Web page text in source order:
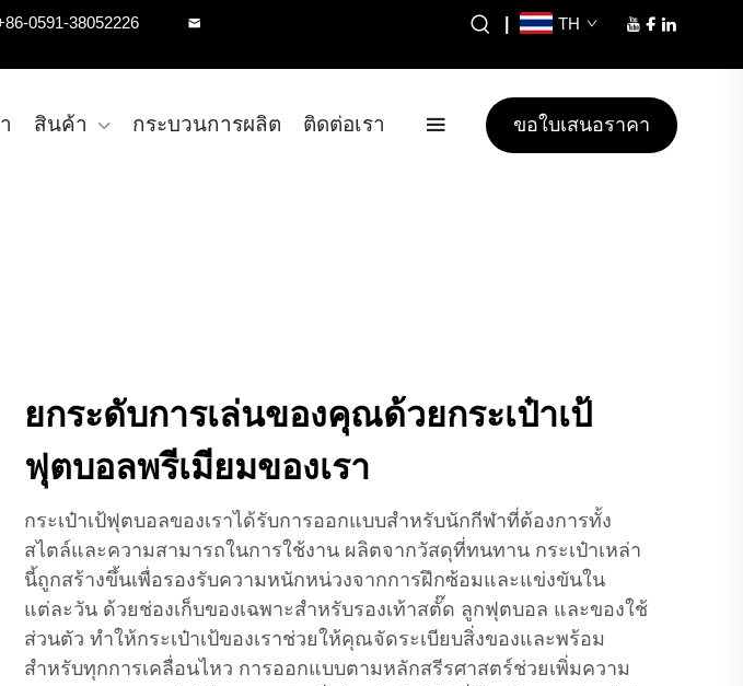
0591-38052226
TH
สินค้า กระบวนการผลิต ติดต่อเรา ขอใบเสนอราคา
ยกระดับการเล่นของคุณด้วยกระเป๋าเป้
ฟุตบอลพรีเมียมของเรา
กระเป๋าเป้ฟุตบอลของเราได้รับการออกแบบสำหรับนักกีฬาที่ต้องการทั้ง
สไตล์และความสามารถในการใช้งาน ผลิตจากวัสดุที่ทนทาน กระเป๋าเหล่า
นี้ถูกสร้างขึ้นเพื่อรองรับความหนักหน่วงจากการฝึกซ้อมและแข่งขันใน
แต่ละวัน ด้วยช่องเก็บของเฉพาะสำหรับรองเท้าสตั๊ด ลูกฟุตบอล และของใช้
ส่วนตัว ทำให้กระเป๋าเป้ของเราช่วยให้คุณจัดระเบียบสิ่งของและพร้อม
สำหรับทุกการเคลื่อนไหว การออกแบบตามหลักสรีรศาสตร์ช่วยเพิ่มความ